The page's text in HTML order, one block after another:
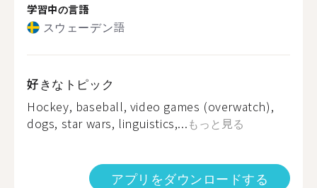
学習中の言語
スウェーデン語
好きなトピック
Hockey, baseball, video games (overwatch),
dogs, star wars, linguistics,...もっと見る
アプリをダウンロードする